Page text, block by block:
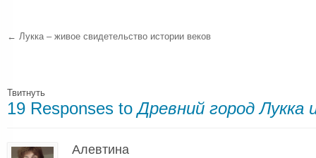
← Лукка – живое свидетельство истории веков
Твитнуть
19 Responses toДревний город Лукка
Алевтина